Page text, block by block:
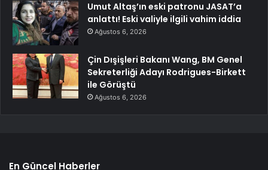
Umut Altaş’ın eski patronu JASAT’a
anlattı! Eski valiyle ilgili vahim iddia
Ağustos 6, 2026
Çin Dışişleri Bakanı Wang, BM Genel
Sekreterliği Adayı Rodrigues-Birkett
ile Görüştü
Ağustos 6, 2026
En Güncel Haberler